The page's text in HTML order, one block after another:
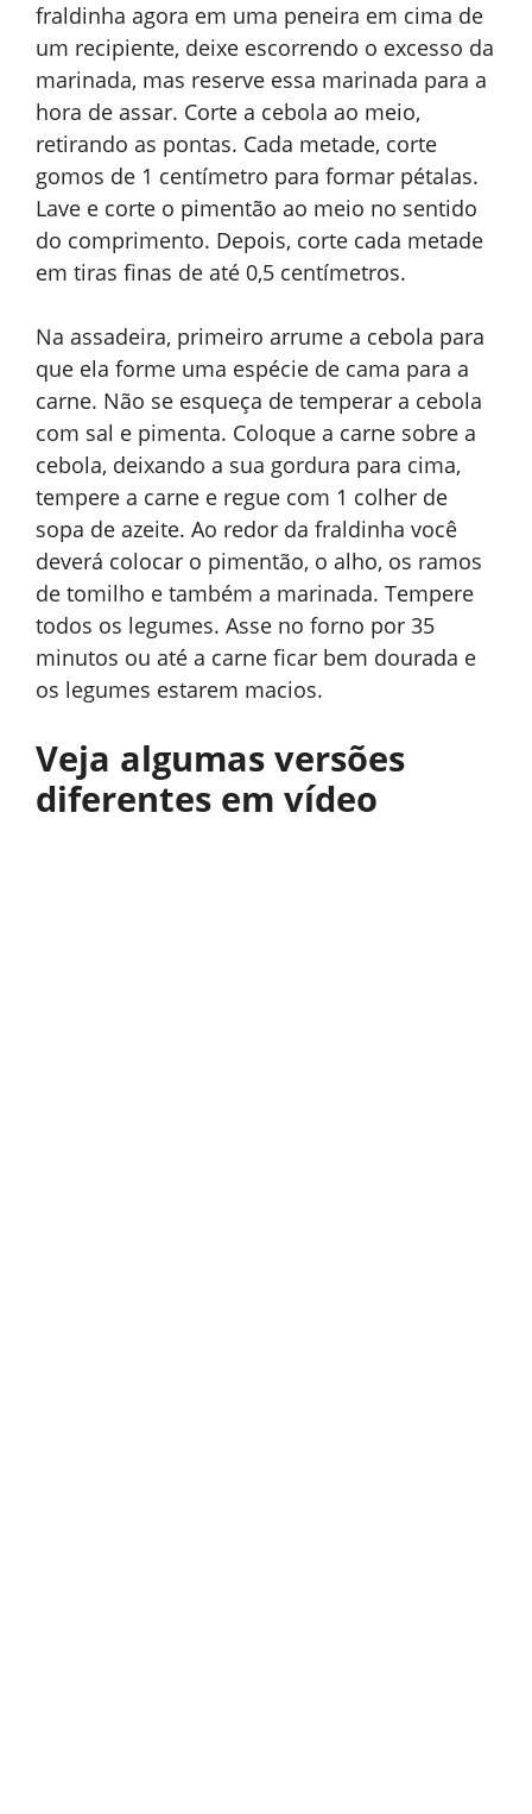
fraldinha agora em uma peneira em cima de
um recipiente, deixe escorrendo o excesso da
marinada, mas reserve essa marinada para a
hora de assar. Corte a cebola ao meio,
retirando as pontas. Cada metade, corte
gomos de 1 centímetro para formar pétalas.
Lave e corte o pimentão ao meio no sentido
do comprimento. Depois, corte cada metade
em tiras finas de até 0,5 centímetros.
Na assadeira, primeiro arrume a cebola para
que ela forme uma espécie de cama para a
carne. Não se esqueça de temperar a cebola
com sal e pimenta. Coloque a carne sobre a
cebola, deixando a sua gordura para cima,
tempere a carne e regue com 1 colher de
sopa de azeite. Ao redor da fraldinha você
deverá colocar o pimentão, o alho, os ramos
de tomilho e também a marinada. Tempere
todos os legumes. Asse no forno por 35
minutos ou até a carne ficar bem dourada e
os legumes estarem macios.
Veja algumas versões
diferentes em vídeo